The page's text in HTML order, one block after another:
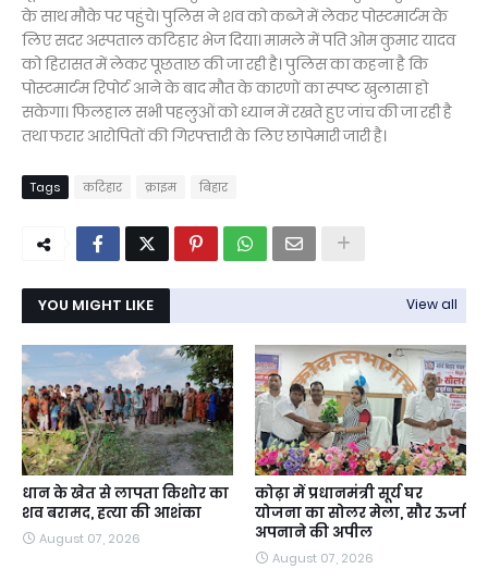
के साथ मौके पर पहुंचे। पुलिस ने शव को कब्जे में लेकर पोस्टमार्टम के
लिए सदर अस्पताल कटिहार भेज दिया। मामले में पति ओम कुमार यादव
को हिरासत में लेकर पूछताछ की जा रही है। पुलिस का कहना है कि
पोस्टमार्टम रिपोर्ट आने के बाद मौत के कारणों का स्पष्ट खुलासा हो
सकेगा। फिलहाल सभी पहलुओं को ध्यान में रखते हुए जांच की जा रही है
तथा फरार आरोपितों की गिरफ्तारी के लिए छापेमारी जारी है।
Tags कटिहार क्राइम बिहार
YOU MIGHT LIKE View all
धान के खेत से लापता किशोर का
शव बरामद, हत्या की आशंका
August 07, 2026
कोढ़ा में प्रधानमंत्री सूर्य घर
योजना का सोलर मेला, सौर ऊर्जा
अपनाने की अपील
August 07, 2026